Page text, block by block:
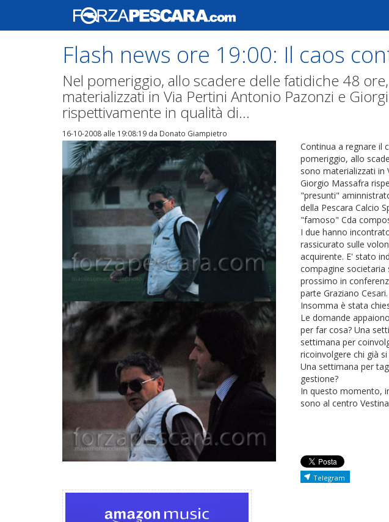
Flash news ore 19:00: Il caos
Nel pomeriggio, allo scadere delle fatidiche 48
materializzati in Via Pertini Antonio Pazonzi e
rispettivamente in qualità di...
16-10-2008 alle 19:08:19 da Donato Giampietro
Continua a regnare il
pomeriggio, allo
sono materializzati in
Giorgio Massafra
"presunti"
della Pescara Calcio
"famoso" Cda
I due hanno
rassicurato sulle
acquirente. E' stato
compagine
prossimo in
parte Graziano Cesari.
Insomma è stata
Le domande
per far cosa? Una
settimana per
ricoinvolgere chi già
Una settimana per
gestione?
In questo momento,
sono al centro
Telegram